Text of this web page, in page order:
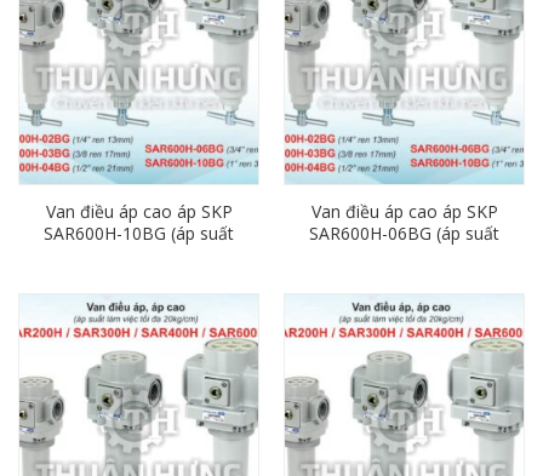
Van điều áp cao áp SKP
SAR600H-10BG (áp suất
Van điều áp cao áp SKP
SAR600H-06BG (áp suất